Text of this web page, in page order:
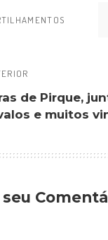
de Pirque,
e muitos
seu